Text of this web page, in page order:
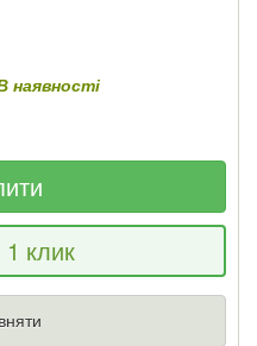
наявності
дешевше - ми
від різниці
клик